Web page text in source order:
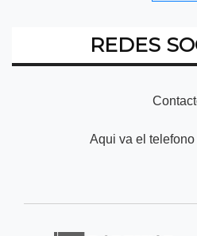
REDES
Aqui va el telefono